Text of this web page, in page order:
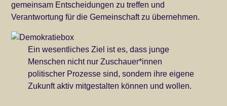
gemeinsam Entscheidungen zu treffen und
Verantwortung für die Gemeinschaft zu übernehmen.
Ein wesentliches Ziel ist es, dass junge
Menschen nicht nur Zuschauer*innen
politischer Prozesse sind, sondern ihre eigene
Zukunft aktiv mitgestalten können und wollen.